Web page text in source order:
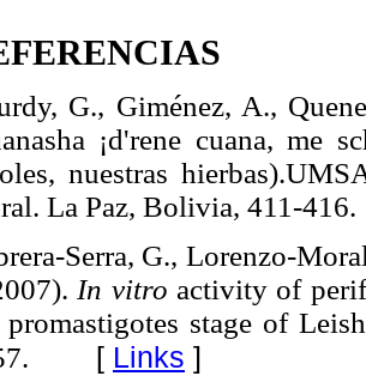
G., Giménez, A.,
¡d'rene cuana, me
nuestras
La Paz, Bolivia, 411-416.
Serra, G., Lorenzo-
In vitro activity of
promastigotes stage of
[ Links ]